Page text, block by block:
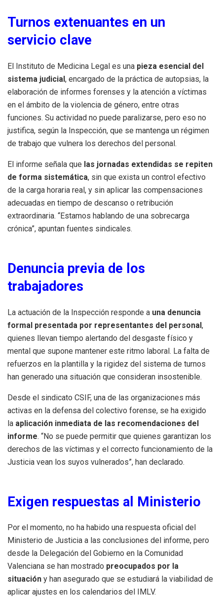
Turnos extenuantes en un
servicio clave
El Instituto de Medicina Legal es una pieza esencial del
sistema judicial, encargado de la práctica de autopsias, la
elaboración de informes forenses y la atención a víctimas
en el ámbito de la violencia de género, entre otras
funciones. Su actividad no puede paralizarse, pero eso no
justifica, según la Inspección, que se mantenga un régimen
de trabajo que vulnera los derechos del personal.
El informe señala que las jornadas extendidas se repiten
de forma sistemática, sin que exista un control efectivo
de la carga horaria real, y sin aplicar las compensaciones
adecuadas en tiempo de descanso o retribución
extraordinaria. “Estamos hablando de una sobrecarga
crónica”, apuntan fuentes sindicales.
Denuncia previa de los
trabajadores
La actuación de la Inspección responde a una denuncia
formal presentada por representantes del personal,
quienes llevan tiempo alertando del desgaste físico y
mental que supone mantener este ritmo laboral. La falta de
refuerzos en la plantilla y la rigidez del sistema de turnos
han generado una situación que consideran insostenible.
Desde el sindicato CSIF, una de las organizaciones más
activas en la defensa del colectivo forense, se ha exigido
la aplicación inmediata de las recomendaciones del
informe. “No se puede permitir que quienes garantizan los
derechos de las víctimas y el correcto funcionamiento de la
Justicia vean los suyos vulnerados”, han declarado.
Exigen respuestas al Ministerio
Por el momento, no ha habido una respuesta oficial del
Ministerio de Justicia a las conclusiones del informe, pero
desde la Delegación del Gobierno en la Comunidad
Valenciana se han mostrado preocupados por la
situación y han asegurado que se estudiará la viabilidad de
aplicar ajustes en los calendarios del IMLV.